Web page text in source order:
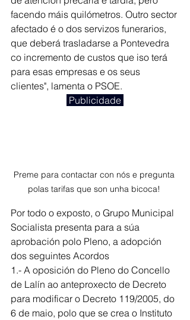
facendo máis quilómetros. Outro sector
afectado é o dos servizos funerarios,
que deberá trasladarse a Pontevedra
co incremento de custos que iso terá
para esas empresas e os seus
clientes", lamenta o PSOE.
Publicidade
Preme para contactar con nós e pregunta
polas tarifas que son unha bicoca!
Por todo o exposto, o Grupo Municipal
Socialista presenta para a súa
aprobación polo Pleno, a adopción
dos seguintes Acordos
1.- A oposición do Pleno do Concello
de Lalín ao anteproxecto de Decreto
para modificar o Decreto 119/2005, do
6 de maio, polo que se crea o Instituto